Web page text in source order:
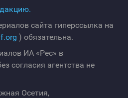
сайта гиперссылка на
) обязательна.
ИА «Рес» в
согласия агентства не
Осетия,